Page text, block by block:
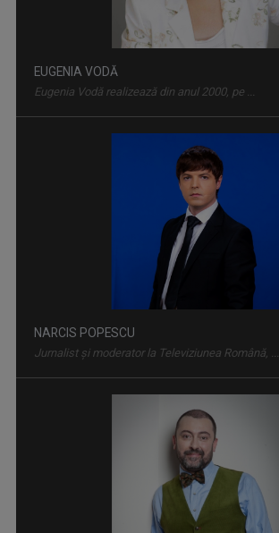
„Salutare, salutare la toată lumea!”, spune, ...
EUGENIA VODĂ
Eugenia Vodă realizează din anul 2000, pe ...
NARCIS POPESCU
Jurnalist și moderator la Televiziunea Română, ...